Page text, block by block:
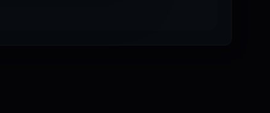
Mendes, Alison Brie, James Purefoy,